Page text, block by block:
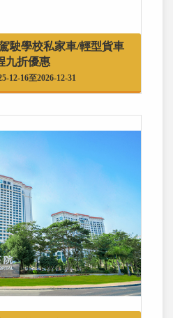
駛學校私家車/輕型貨車
九折優惠
12-16至2026-12-31